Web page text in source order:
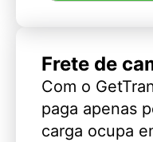
Frete de
Com o
paga apenas
carga ocupa